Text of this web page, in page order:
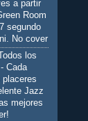
a partir
Room
segundo
No cover
los
Cada
Jazz
mejores